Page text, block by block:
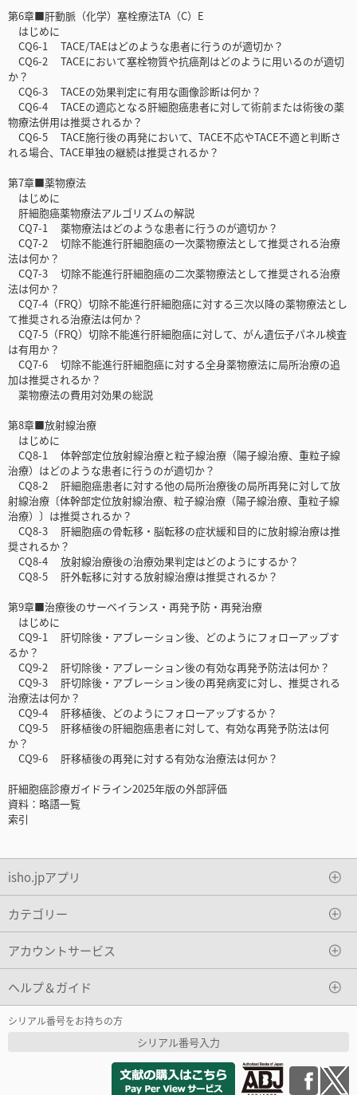
第6章■肝動脈（化学）塞栓療法TA（C）E
はじめに
CQ6-1 TACE/TAEはどのような患者に行うのが適切か？
CQ6-2 TACEにおいて塞栓物質や抗癌剤はどのように用いるのが適切
か？
CQ6-3 TACEの効果判定に有用な画像診断は何か？
CQ6-4 TACEの適応となる肝細胞癌患者に対して術前または術後の薬
物療法併用は推奨されるか？
CQ6-5 TACE施行後の再発において、TACE不応やTACE不適と判断さ
れる場合、TACE単独の継続は推奨されるか？
第7章■薬物療法
はじめに
肝細胞癌薬物療法アルゴリズムの解説
CQ7-1 薬物療法はどのような患者に行うのが適切か？
CQ7-2 切除不能進行肝細胞癌の一次薬物療法として推奨される治療
法は何か？
CQ7-3 切除不能進行肝細胞癌の二次薬物療法として推奨される治療
法は何か？
CQ7-4（FRQ）切除不能進行肝細胞癌に対する三次以降の薬物療法とし
て推奨される治療法は何か？
CQ7-5（FRQ）切除不能進行肝細胞癌に対して、がん遺伝子パネル検査
は有用か？
CQ7-6 切除不能進行肝細胞癌に対する全身薬物療法に局所治療の追
加は推奨されるか？
薬物療法の費用対効果の総説
第8章■放射線治療
はじめに
CQ8-1 体幹部定位放射線治療と粒子線治療（陽子線治療、重粒子線
治療）はどのような患者に行うのが適切か？
CQ8-2 肝細胞癌患者に対する他の局所治療後の局所再発に対して放
射線治療〔体幹部定位放射線治療、粒子線治療（陽子線治療、重粒子線
治療）〕は推奨されるか？
CQ8-3 肝細胞癌の骨転移・脳転移の症状緩和目的に放射線治療は推
奨されるか？
CQ8-4 放射線治療後の治療効果判定はどのようにするか？
CQ8-5 肝外転移に対する放射線治療は推奨されるか？
第9章■治療後のサーベイランス・再発予防・再発治療
はじめに
CQ9-1 肝切除後・アブレーション後、どのようにフォローアップす
るか？
CQ9-2 肝切除後・アブレーション後の有効な再発予防法は何か？
CQ9-3 肝切除後・アブレーション後の再発病変に対し、推奨される
治療法は何か？
CQ9-4 肝移植後、どのようにフォローアップするか？
CQ9-5 肝移植後の肝細胞癌患者に対して、有効な再発予防法は何
か？
CQ9-6 肝移植後の再発に対する有効な治療法は何か？
肝細胞癌診療ガイドライン2025年版の外部評価
資料：略語一覧
索引
isho.jpアプリ
カテゴリー
アカウントサービス
ヘルプ＆ガイド
シリアル番号をお持ちの方
シリアル番号入力